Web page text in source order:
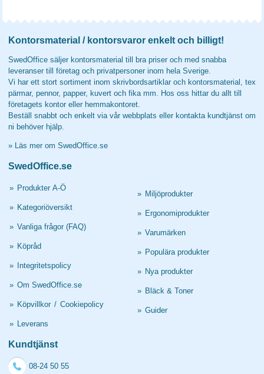
Kontorsmaterial / kontorsvaror enkelt och billigt!
SwedOffice säljer kontorsmaterial till bra priser och med snabba
leveranser till företag och privatpersoner inom hela Sverige.
Vi har ett stort sortiment inom skrivbordsartiklar och kontorsmaterial, tex
pärmar, pennor, papper, kuvert och fika mm. Hos oss hittar du allt till
företagets kontor eller hemmakontoret.
Beställ snabbt och enkelt via vår webbplats eller kontakta kundtjänst om
ni behöver hjälp.
» Läs mer om SwedOffice.se
SwedOffice.se
» Produkter A-Ö
» Kategoriöversikt
» Vanliga frågor (FAQ)
» Köpråd
» Integritetspolicy
» Om SwedOffice.se
» Köpvillkor / Cookiepolicy
» Leverans
» Miljöprodukter
» Ergonomiprodukter
» Varumärken
» Populära produkter
» Nya produkter
» Bläck & Toner
» Guider
Kundtjänst
08-24 50 55